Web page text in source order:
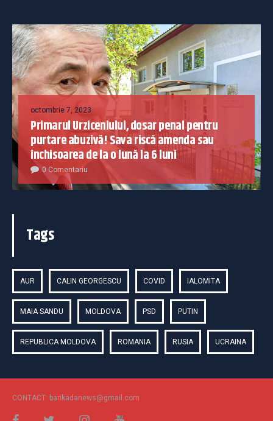
octombrie 7, 2023
Primarul Urziceniului, dosar penal pentru
purtare abuzivă! Sava riscă amenda sau
închisoarea de la o lună la 6 luni
0 Comentariu
Tags
AUR CALIN GEORGESCU COVID IALOMITA
MAIA SANDU MOLDOVA PSD PUTIN
REPUBLICA MOLDOVA ROMANIA RUSIA UCRAINA
CONTACT: barikadanews@gmail.com